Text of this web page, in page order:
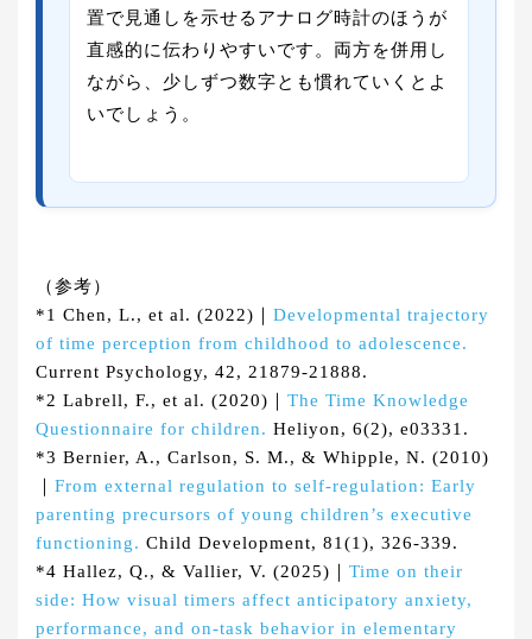
置で見通しを示せるアナログ時計のほうが
直感的に伝わりやすいです。両方を併用し
ながら、少しずつ数字とも慣れていくとよ
いでしょう。
（参考）
*1 Chen, L., et al. (2022)｜ Developmental trajectory
of time perception from childhood to adolescence.
Current Psychology, 42, 21879-21888.
*2 Labrell, F., et al. (2020)｜ The Time Knowledge
Questionnaire for children. Heliyon, 6(2), e03331.
*3 Bernier, A., Carlson, S. M., & Whipple, N. (2010)
｜ From external regulation to self-regulation: Early
parenting precursors of young children’s executive
functioning. Child Development, 81(1), 326-339.
*4 Hallez, Q., & Vallier, V. (2025)｜ Time on their
side: How visual timers affect anticipatory anxiety,
performance, and on-task behavior in elementary